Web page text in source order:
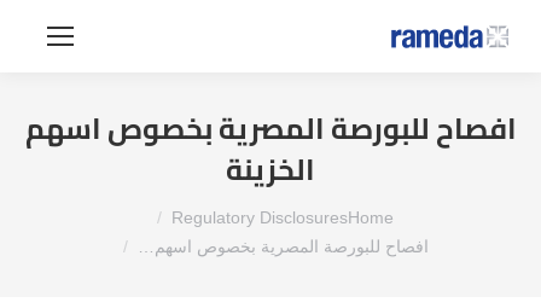
افصاح للبورصة المصرية بخصوص اسهم
الخزينة
Home
Regulatory Disclosures
افصاح للبورصة المصرية بخصوص اسهم…